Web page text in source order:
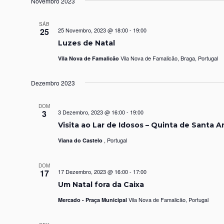
SÁB
25
Luzes de Natal
25 Novembro, 2023 @ 18:00- 19:00
Vila Nova de Famalicão Vila Nova de Famalicão, Braga, Portugal
Dezembro 2023
DOM
3
Visita ao Lar de Idosos – Quinta de Santa
3 Dezembro, 2023 @ 16:00- 19:00
Viana do Castelo , Portugal
DOM
17
Um Natal fora da Caixa
17 Dezembro, 2023 @ 16:00- 17:00
Mercado - Praça Municipal Vila Nova de Famalicão, Portugal